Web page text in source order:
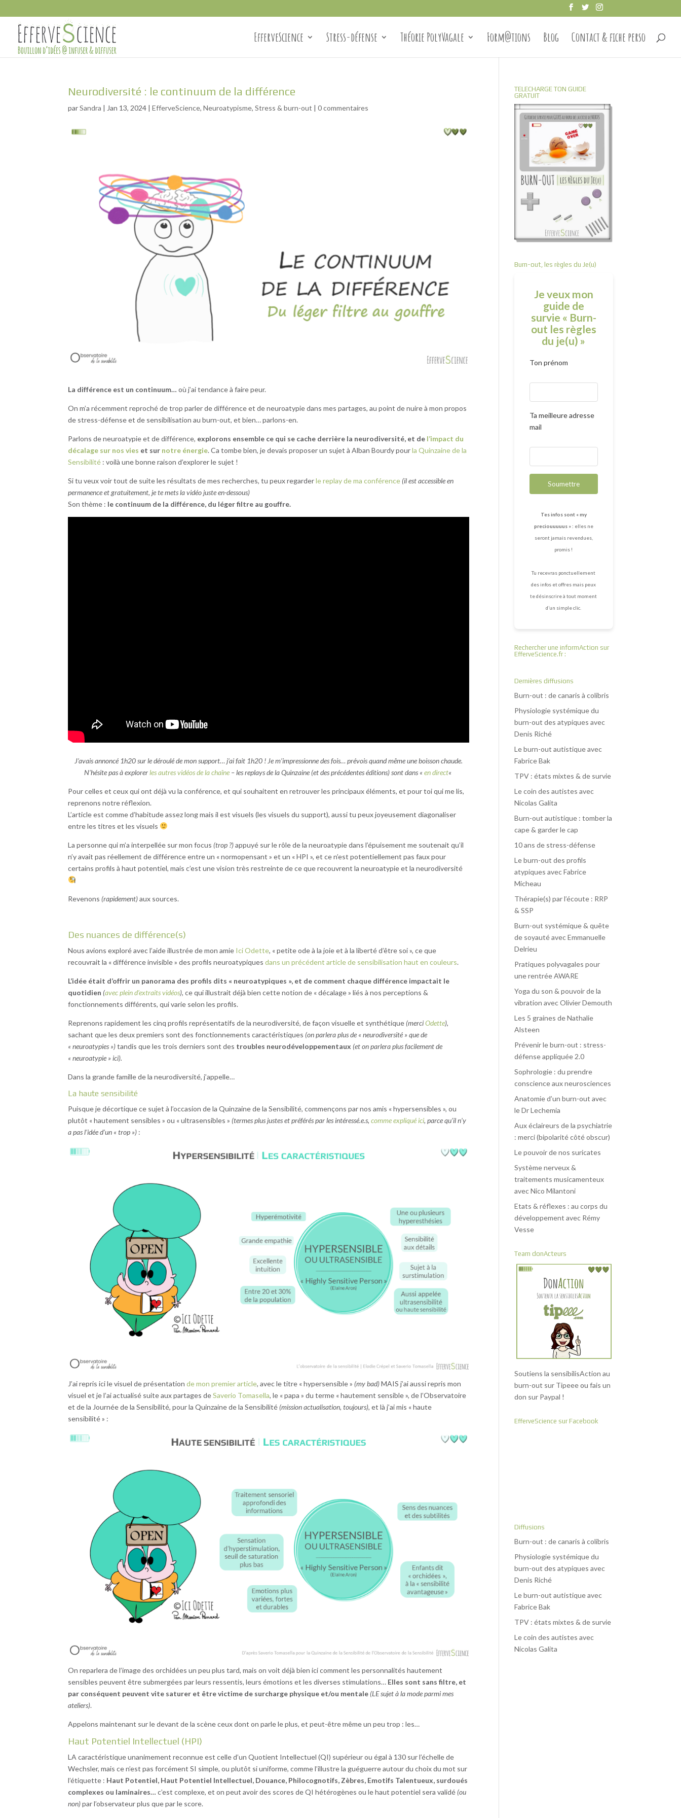
EfferveScience Stress-défense Théorie PolyVagale Form@tions Blog Contact & fiche perso
Neurodiversité : le continuum de la différence
parSandra | Jan 13, 2024 |EfferveScience,Neuroatypisme,Stress & burn-out |0 commentaires
La différence est un continuum…où j’ai tendance à faire peur.
On m’a récemment reproché de trop parler de différence et de neuroatypie dans mes partages, au point de nuire à mon propos
de stress-défense et de sensibilisation au burn-out, et bien… parlons-en.
Parlons de neuroatypie et de différence, explorons ensemble ce qui se cache derrière la neurodiversité, et de l’impact du
décalage sur nos vies et sur notre énergie. Ca tombe bien, je devais proposer un sujet à Alban Bourdy pourla Quinzaine de la
Sensibilité : voilà une bonne raison d’explorer le sujet !
Si tu veux voir tout de suite les résultats de mes recherches, tu peux regarderle replay de ma conférence (il est accessible en
permanence et gratuitement, je te mets la vidéo juste en-dessous)
Son thème : le continuum de la différence, du léger filtre au gouffre.
J’avais annoncé 1h20 sur le déroulé de mon support… j’ai fait 1h20 ! Je m’impressionne des fois… prévois quand même une boisson chaude.
N’hésite pas à explorerles autres vidéos de la chaîne – les replays de la Quinzaine (et des précédentes éditions) sont dans «en direct«
Pour celles et ceux qui ont déjà vu la conférence, et qui souhaitent en retrouver les principaux éléments, et pour toi qui me lis,
reprenons notre réflexion.
L’article est comme d’habitude assez long mais il est visuels (les visuels du support), aussi tu peux joyeusement diagonaliser
entre les titres et les visuels
La personne qui m’a interpellée sur mon focus (trop ?)appuyé sur le rôle de la neuroatypie dans l’épuisement me soutenait qu’il
n’y avait pas réellement de différence entre un « normopensant » et un « HPI », et ce n’est potentiellement pas faux pour
certains profils à haut potentiel, mais c’est une vision très restreinte de ce que recouvrent la neuroatypie et la neurodiversité
Revenons (rapidement)aux sources.
Des nuances de différence(s)
Nous avions exploré avec l’aide illustrée de mon amie Ici Odette, « petite ode à la joie et à la liberté d’être soi », ce que
recouvrait la « différence invisible » des profils neuroatypiquesdans un précédent article de sensibilisation haut en couleurs.
L’idée était d’offrir un panorama des profils dits « neuroatypiques », et de comment chaque différence impactait le
quotidien (avec plein d’extraits vidéos), ce qui illustrait déjà bien cette notion de « décalage » liés à nos perceptions &
fonctionnements différents, qui varie selon les profils.
Reprenons rapidement les cinq profils représentatifs de la neurodiversité, de façon visuelle et synthétique (merciOdette),
sachant que les deux premiers sont des fonctionnements caractéristiques (on parlera plus de « neurodiversité » que de
« neuroatypies »)tandis que les trois derniers sont des troubles neurodéveloppementaux (et on parlera plus facilement de
« neuroatypie » ici).
Dans la grande famille de la neurodiversité, j’appelle…
La haute sensibilité
Puisque je décortique ce sujet à l’occasion de la Quinzaine de la Sensibilité, commençons par nos amis « hypersensibles », ou
plutôt « hautement sensibles » ou « ultrasensibles » (termes plus justes et préférés par les intéressé.e.s,comme expliqué ici, parce qu’il n’y
a pas l’idée d’un « trop ») :
J’ai repris ici le visuel de présentationde mon premier article, avec le titre « hypersensible » (my bad)MAIS j’ai aussi repris mon
visuel et je l’ai actualisé suite aux partages deSaverio Tomasella, le « papa » du terme « hautement sensible », de l’Observatoire
et de la Journée de la Sensibilité, pour la Quinzaine de la Sensibilité (mission actualisation, toujours), et là j’ai mis « haute
sensibilité » :
On reparlera de l’image des orchidées un peu plus tard, mais on voit déjà bien ici comment les personnalités hautement
sensibles peuvent être submergées par leurs ressentis, leurs émotions et les diverses stimulations… Elles sont sans filtre, et
par conséquent peuvent vite saturer et être victime de surcharge physique et/ou mentale (LE sujet à la mode parmi mes
ateliers).
Appelons maintenant sur le devant de la scène ceux dont on parle le plus, et peut-être même un peu trop : les…
Haut Potentiel Intellectuel (HPI)
LA caractéristique unanimement reconnue est celle d’un Quotient Intellectuel (QI) supérieur ou égal à 130 sur l’échelle de
Wechsler, mais ce n’est pas forcément SI simple, ou plutôt si uniforme, comme l’illustre la guéguerre autour du choix du mot sur
l’étiquette : Haut Potentiel, Haut Potentiel Intellectuel, Douance, Philocognotifs, Zèbres, Emotifs Talentueux, surdoués
complexes ou laminaires… c’est complexe, et on peut avoir des scores de QI hétérogènes ou le haut potentiel sera validé (ou
non)par l’observateur plus que par le score.
TELECHARGE TON GUIDE
GRATUIT
Burn-out, les règles du Je(u)
Je veux mon
guide de
survie « Burn-
out les règles
du je(u) »
Ton prénom
Ta meilleure adresse
mail
Soumettre
Tes infos sont « my
preciouuuuus » : elles ne
seront jamais revendues,
promis !
Tu recevras ponctuellement
des infos et offres mais peux
te désinscrire à tout moment
d’un simple clic.
Rechercher une informAction sur
EfferveScience.fr :
Dernières diffusions
Burn-out : de canaris à colibris
Physiologie systémique du
burn-out des atypiques avec
Denis Riché
Le burn-out autistique avec
Fabrice Bak
TPV : états mixtes & de survie
Le coin des autistes avec
Nicolas Galita
Burn-out autistique : tomber la
cape & garder le cap
10 ans de stress-défense
Le burn-out des profils
atypiques avec Fabrice
Micheau
Thérapie(s) par l’écoute : RRP
& SSP
Burn-out systémique & quête
de soyauté avec Emmanuelle
Delrieu
Pratiques polyvagales pour
une rentrée AWARE
Yoga du son & pouvoir de la
vibration avec Olivier Demouth
Les 5 graines de Nathalie
Alsteen
Prévenir le burn-out : stress-
défense appliquée 2.0
Sophrologie : du prendre
conscience aux neurosciences
Anatomie d’un burn-out avec
le Dr Lechemia
Aux éclaireurs de la psychiatrie
: merci (bipolarité côté obscur)
Le pouvoir de nos suricates
Système nerveux &
traitements musicamenteux
avec Nico Milantoni
Etats & réflexes : au corps du
développement avec Rémy
Vesse
Team donActeurs
Soutiens la sensibilisAction au
burn-out sur Tipeeeoufais un
don sur Paypal !
EfferveScience sur Facebook
Diffusions
Burn-out : de canaris à colibris
Physiologie systémique du
burn-out des atypiques avec
Denis Riché
Le burn-out autistique avec
Fabrice Bak
TPV : états mixtes & de survie
Le coin des autistes avec
Nicolas Galita